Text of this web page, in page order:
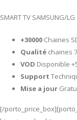
SMART TV SAMSUNG/LG
+30000 Chaines
Qualité chaines
VOD Disponible
Support
Mise a jour
[/